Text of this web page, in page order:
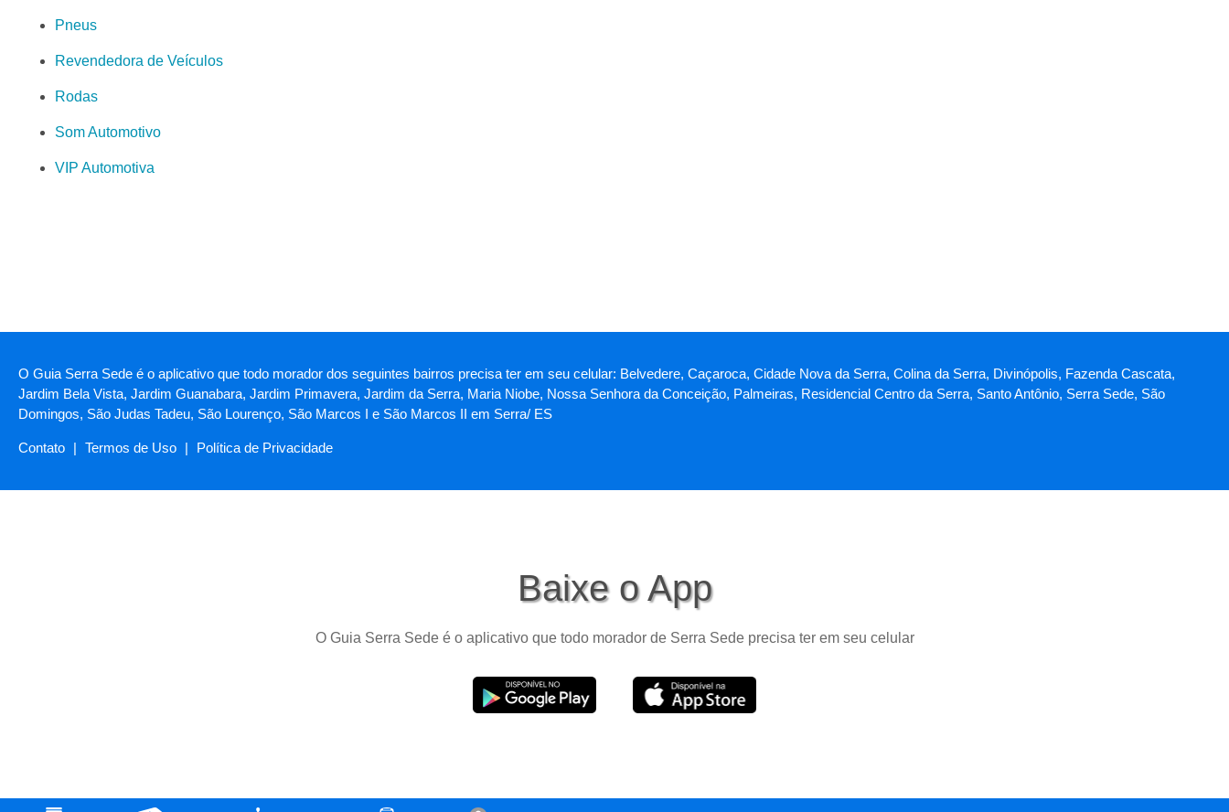
Pneus
Revendedora de Veículos
Rodas
Som Automotivo
VIP Automotiva
O Guia Serra Sede é o aplicativo que todo morador dos seguintes bairros precisa ter em seu celular: Belvedere, Caçaroca, Cidade Nova da Serra, Colina da Serra, Divinópolis, Fazenda Cascata,
Jardim Bela Vista, Jardim Guanabara, Jardim Primavera, Jardim da Serra, Maria Niobe, Nossa Senhora da Conceição, Palmeiras, Residencial Centro da Serra, Santo Antônio, Serra Sede, São
Domingos, São Judas Tadeu, São Lourenço, São Marcos I e São Marcos II em Serra/ ES
Contato | Termos de Uso | Política de Privacidade
Baixe o App
O Guia Serra Sede é o aplicativo que todo morador de Serra Sede precisa ter em seu celular